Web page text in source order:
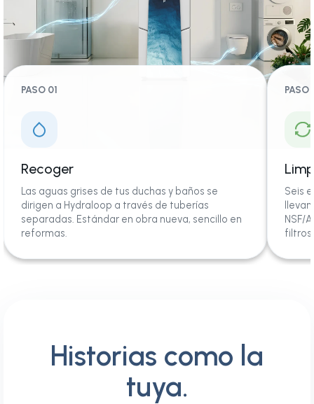
PASO 01
Recoger
Las aguas grises de tus duchas y baños se
dirigen a Hydraloop a través de tuberías
separadas. Estándar en obra nueva, sencillo en
reformas.
PASO
Seis
NSF/
filtros
Historias como la
tuya.